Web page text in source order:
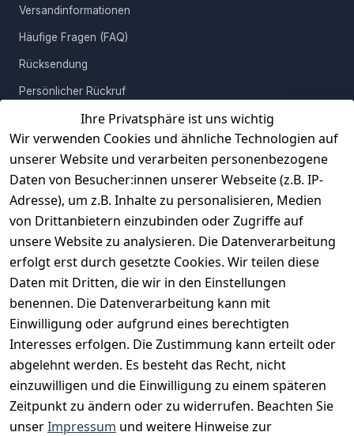
Ihre Privatsphäre ist uns wichtig
Wir verwenden Cookies und ähnliche Technologien auf
unserer Website und verarbeiten personenbezogene
Daten von Besucher:innen unserer Webseite (z.B. IP-
Adresse), um z.B. Inhalte zu personalisieren, Medien
von Drittanbietern einzubinden oder Zugriffe auf
unsere Website zu analysieren. Die Datenverarbeitung
erfolgt erst durch gesetzte Cookies. Wir teilen diese
Daten mit Dritten, die wir in den Einstellungen
benennen. Die Datenverarbeitung kann mit
Einwilligung oder aufgrund eines berechtigten
Interesses erfolgen. Die Zustimmung kann erteilt oder
abgelehnt werden. Es besteht das Recht, nicht
einzuwilligen und die Einwilligung zu einem späteren
Zeitpunkt zu ändern oder zu widerrufen. Beachten Sie
unserImpressum und weitere Hinweise zur
Versandinformationen
Häufige Fragen (FAQ)
Rücksendung
Persönlicher Rückruf
Erfahrungen
Vertrag widerrufen
INFORMATIONEN
AGB
Widerrufsrecht
Datenschutz
Unser Unternehmen
Charity & Wohltätigkeit
BESUCHE UNS